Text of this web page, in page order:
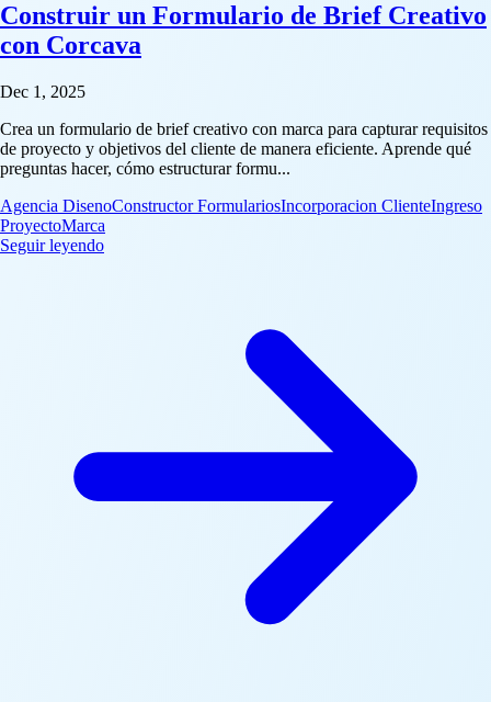
Construir un Formulario de Brief Creativo
con Corcava
Dec 1, 2025
Crea un formulario de brief creativo con marca para capturar requisitos
de proyecto y objetivos del cliente de manera eficiente. Aprende qué
preguntas hacer, cómo estructurar formu...
Agencia DisenoConstructor FormulariosIncorporacion ClienteIngreso
ProyectoMarca
Seguir leyendo: Construir un Formulario de Brief Creativo con